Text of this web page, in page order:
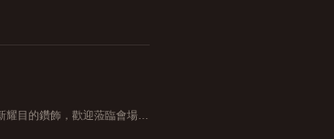
皇室美鑽展於2月27 - 3月3日於九龍塘又一城UG層舉行，屆時將會展示今季最新耀目的鑽飾，歡迎蒞臨會場鑒試戴。 日期： 2019年2月27日至3月3日 時間： 上午11時半至下午9時 地點： 九龍塘又一城UG層(鄰近溜冰場)